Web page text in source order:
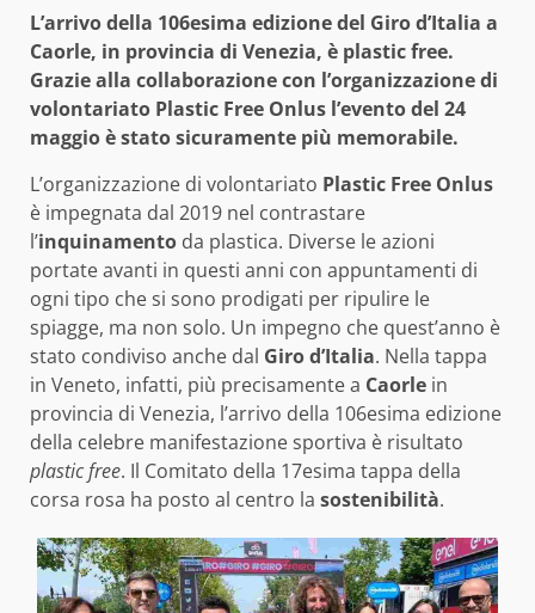
L’arrivo della 106esima edizione del Giro d’Italia a
Caorle, in provincia di Venezia, è plastic free.
Grazie alla collaborazione con l’organizzazione di
volontariato Plastic Free Onlus l’evento del 24
maggio è stato sicuramente più memorabile.
L’organizzazione di volontariato Plastic Free Onlus
è impegnata dal 2019 nel contrastare
l’inquinamento da plastica. Diverse le azioni
portate avanti in questi anni con appuntamenti di
ogni tipo che si sono prodigati per ripulire le
spiagge, ma non solo. Un impegno che quest’anno è
stato condiviso anche dal Giro d’Italia. Nella tappa
in Veneto, infatti, più precisamente a Caorle in
provincia di Venezia, l’arrivo della 106esima edizione
della celebre manifestazione sportiva è risultato
plastic free. Il Comitato della 17esima tappa della
corsa rosa ha posto al centro la sostenibilità.